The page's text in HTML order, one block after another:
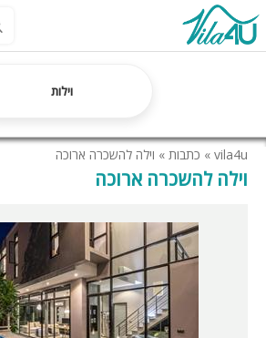
וילות
vila4u
» כתבות » וילה להשכרה ארוכה
וילה להשכרה ארוכה